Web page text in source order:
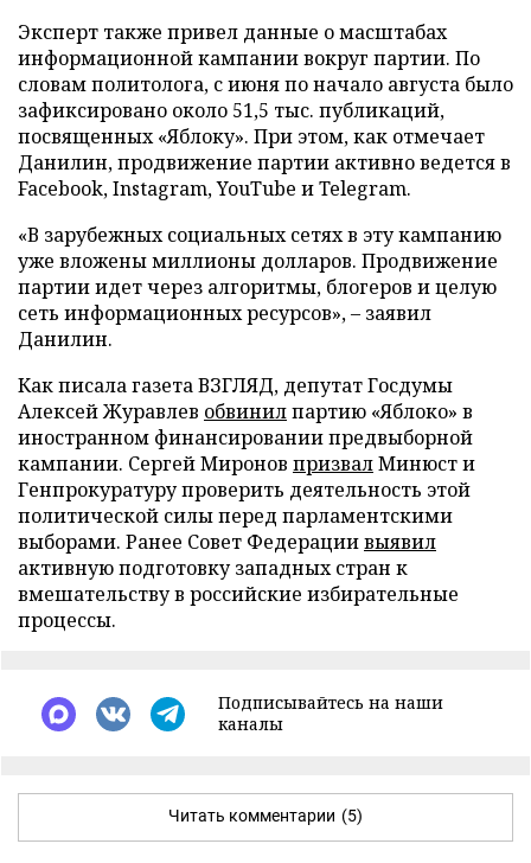
Эксперт также привел данные о масштабах
информационной кампании вокруг партии. По
словам политолога, с июня по начало августа было
зафиксировано около 51,5 тыс. публикаций,
посвященных «Яблоку». При этом, как отмечает
Данилин, продвижение партии активно ведется в
Facebook, Instagram, YouTube и Telegram.
«В зарубежных социальных сетях в эту кампанию
уже вложены миллионы долларов. Продвижение
партии идет через алгоритмы, блогеров и целую
сеть информационных ресурсов», – заявил
Данилин.
Как писала газета ВЗГЛЯД, депутат Госдумы
Алексей Журавлев обвинилпартию «Яблоко» в
иностранном финансировании предвыборной
кампании. Сергей Миронов призвалМинюст и
Генпрокуратуру проверить деятельность этой
политической силы перед парламентскими
выборами. Ранее Совет Федерациивыявил
активную подготовку западных стран к
вмешательству в российские избирательные
процессы.
Подписывайтесь на наши
каналы
Читать комментарии (5)